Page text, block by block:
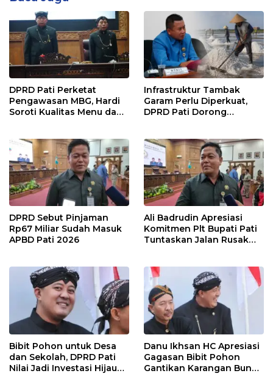
DPRD Pati Perketat
Pengawasan MBG, Hardi
Soroti Kualitas Menu dan
Infrastruktur Tambak
Garam Perlu Diperkuat,
DPRD Pati Dorong
DPRD Sebut Pinjaman
Rp67 Miliar Sudah Masuk
APBD Pati 2026
Ali Badrudin Apresiasi
Komitmen Plt Bupati Pati
Tuntaskan Jalan Rusak
Bibit Pohon untuk Desa
dan Sekolah, DPRD Pati
Nilai Jadi Investasi Hijau
Danu Ikhsan HC Apresiasi
Gagasan Bibit Pohon
Gantikan Karangan Bunga